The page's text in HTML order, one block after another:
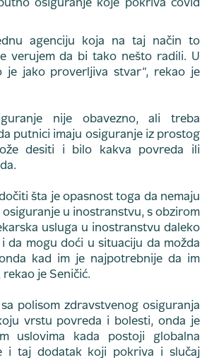
agenciju koja na taj način to
verujem da bi tako nešto radili. U
je jako proverljiva stvar“, rekao je
nije obavezno, ali treba
putnici imaju osiguranje iz prostog
desiti i bilo kakva povreda ili
šta je opasnost toga da nemaju
u inostranstvu, s obzirom
usluga u inostranstvu daleko
da mogu doći u situaciju da možda
kad im je najpotrebnije da im
rekao je Seničić.
polisom zdravstvenog osiguranja
vrstu povreda i bolesti, onda je
uslovima kada postoji globalna
i taj dodatak koji pokriva i slučaj